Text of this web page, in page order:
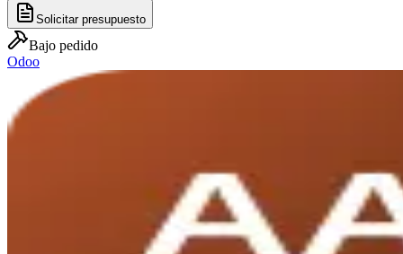
Solicitar presupuesto
Bajo pedido
Odoo